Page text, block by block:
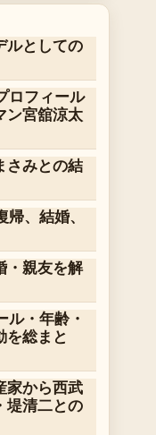
ルとしての
ロフィール
ン宮舘涼太
さみとの結
、結婚、
・親友を解
ル・年齢・
総まと
家から西武
堤清二との